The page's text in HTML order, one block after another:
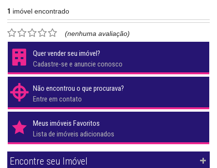
1 imóvel encontrado
(nenhuma avaliação)
Quer vender seu imóvel?
Cadastre-se e anuncie conosco
Não encontrou o que procurava?
Entre em contato
Meus imóveis Favoritos
Lista de imóveis adicionados
Encontre seu Imóvel